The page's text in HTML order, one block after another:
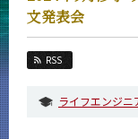
文発表会
RSS
ライフエンジニ
教育
Education
教員・研究室
Faculty and
未来